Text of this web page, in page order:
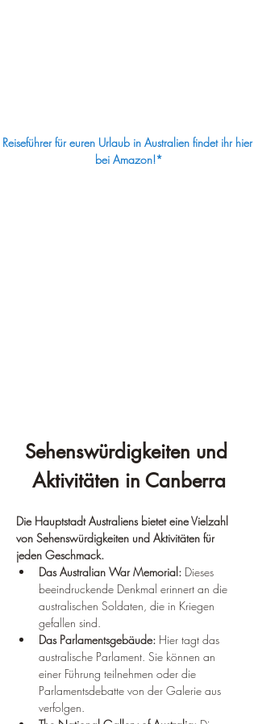
Reiseführer für euren Urlaub in Australien findet ihr hier
bei Amazon!*
Sehenswürdigkeiten und
Aktivitäten in Canberra
Die Hauptstadt Australiens bietet eine Vielzahl
von Sehenswürdigkeiten und Aktivitäten für
jeden Geschmack.
Das Australian War Memorial: Dieses
beeindruckende Denkmal erinnert an die
australischen Soldaten, die in Kriegen
gefallen sind.
Das Parlamentsgebäude: Hier tagt das
australische Parlament. Sie können an
einer Führung teilnehmen oder die
Parlamentsdebatte von der Galerie aus
verfolgen.